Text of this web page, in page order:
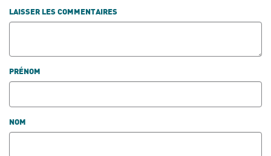
LAISSER LES COMMENTAIRES
PRÉNOM
NOM